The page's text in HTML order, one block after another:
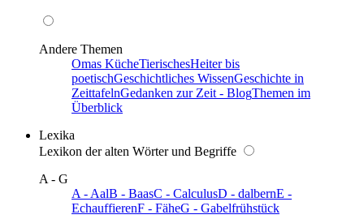
Andere Themen
Omas KücheTierischesHeiter bis
poetischGeschichtliches WissenGeschichte in
ZeittafelnGedanken zur Zeit - BlogThemen im
Überblick
Lexika
Lexikon der alten Wörter und Begriffe
A - G
A - AalB - BaasC - CalculusD - dalbernE -
EchauffierenF - FäheG - Gabelfrühstück